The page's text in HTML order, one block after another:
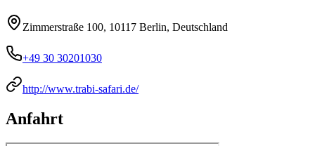
Zimmerstraße 100, 10117 Berlin, Deutschland
+49 30 30201030
http://www.trabi-safari.de/
Anfahrt